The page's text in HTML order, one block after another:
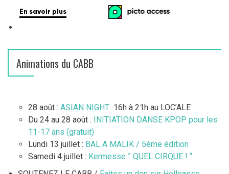
Animations du CABB
28 août : ASIAN NIGHT 16h à 21h au LOC’ALE
Du 24 au 28 août : INITIATION DANSE KPOP pour les
11-17 ans (gratuit)
Lundi 13 juillet : BAL A MALIK / 5ème édition
Samedi 4 juillet : Kermesse ” QUEL CIRQUE ! “